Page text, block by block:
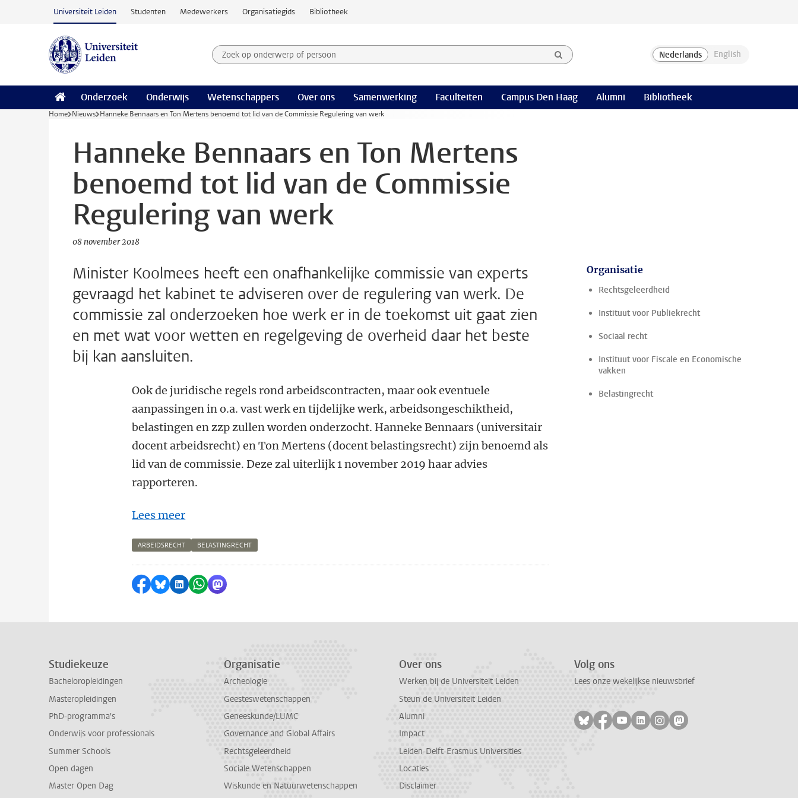
Ga naar hoofdinhoud
Universiteit Leiden Studenten Medewerkers Organisatiegids Bibliotheek
Zoek op onderwerp of persoon en selecteer categorie
Zoekterm
Onderzoek Onderwijs Wetenschappers Over ons Samenwerking Faculteiten Campus Den Haag Alumni Bibliotheek
Home Nieuws Hanneke Bennaars en Ton Mertens benoemd tot lid van de Commissie Regulering van werk
Hanneke Bennaars en Ton Mertens
benoemd tot lid van de Commissie
Regulering van werk
08 november 2018
Minister Koolmees heeft een onafhankelijke commissie van experts
gevraagd het kabinet te adviseren over de regulering van werk. De
commissie zal onderzoeken hoe werk er in de toekomst uit gaat zien
en met wat voor wetten en regelgeving de overheid daar het beste
bij kan aansluiten.
Ook de juridische regels rond arbeidscontracten, maar ook eventuele
aanpassingen in o.a. vast werk en tijdelijke werk, arbeidsongeschiktheid,
belastingen en zzp zullen worden onderzocht. Hanneke Bennaars (universitair
docent arbeidsrecht) en Ton Mertens (docent belastingsrecht) zijn benoemd als
lid van de commissie. Deze zal uiterlijk 1 november 2019 haar advies
rapporteren.
Lees meer
ARBEIDSRECHT BELASTINGRECHT
Delen op Facebook
Delen via Bluesky
Delen op LinkedIn
Delen via WhatsApp
Delen via Mastodon
Organisatie
Rechtsgeleerdheid
Instituut voor Publiekrecht
Sociaal recht
Instituut voor Fiscale en Economische
vakken
Belastingrecht
Studiekeuze
Bacheloropleidingen
Masteropleidingen
PhD-programma's
Onderwijs voor professionals
Summer Schools
Open dagen
Master Open Dag
Organisatie
Archeologie
Geesteswetenschappen
Geneeskunde/LUMC
Governance and Global Affairs
Rechtsgeleerdheid
Sociale Wetenschappen
Wiskunde en Natuurwetenschappen
Over ons
Werken bij de Universiteit Leiden
Steun de Universiteit Leiden
Alumni
Impact
Leiden-Delft-Erasmus Universities
Locaties
Disclaimer
Volg ons
Lees onze wekelijkse nieuwsbrief
Volg ons op bluesky
Volg ons op facebook
Volg ons op youtube
Volg ons op linkedin
Volg ons op instagram
Volg ons op mastodon